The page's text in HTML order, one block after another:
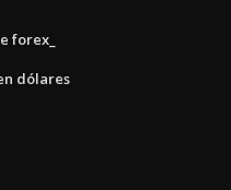
forex_
dólares